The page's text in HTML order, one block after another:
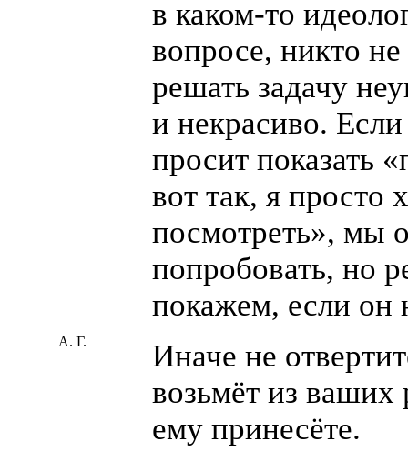
А. Г.
в каком-то
вопросе, никто не
решать задачу
и некрасиво.
просит показать «
вот так, я просто
посмотреть», мы
попробовать, но
покажем, если он
Иначе не
возьмёт из ваших
ему принесёте.